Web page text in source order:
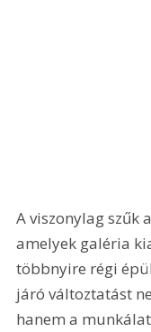
A viszonylag szűk
amelyek galéria
többnyire régi
járó változtatást
hanem a